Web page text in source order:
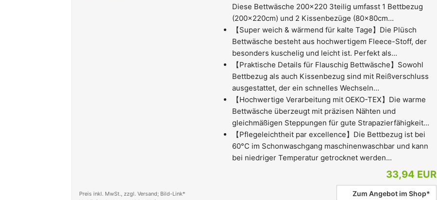
Diese Bettwäsche 200x220 3teilig umfasst 1 Bettbezug
(200x220cm) und 2 Kissenbezüge (80x80cm...
【Super weich & wärmend für kalte Tage】Die Plüsch
Bettwäsche besteht aus hochwertigem Fleece-Stoff, der
besonders kuschelig und leicht ist. Perfekt als...
【Praktische Details für Flauschig Bettwäsche】Sowohl
Bettbezug als auch Kissenbezug sind mit Reißverschluss
ausgestattet, der ein schnelles Wechseln...
【Hochwertige Verarbeitung mit OEKO-TEX】Die warme
Bettwäsche überzeugt mit präzisen Nähten und
gleichmäßigen Steppungen für gute Strapazierfähigkeit...
【Pflegeleichtheit par excellence】Die Bettbezug ist bei
60°C im Schonwaschgang maschinenwaschbar und kann
bei niedriger Temperatur getrocknet werden...
33,94 EUR
Zum Angebot im Shop*
Preis inkl. MwSt., zzgl. Versand; Bild-Link*